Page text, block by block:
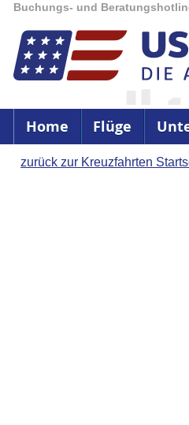
Buchungs- und
Home Flüge
zurück zur Kreuzfahrten